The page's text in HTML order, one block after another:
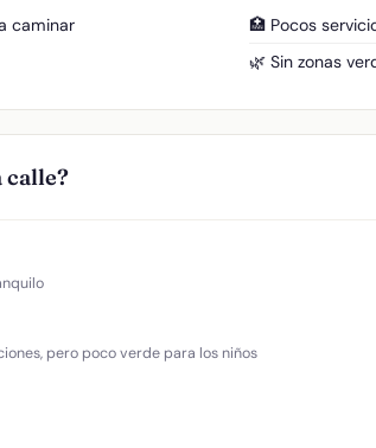
caminar
🏥 Pocos
🌿 Sin zonas
calle?
pero poco verde para los niños